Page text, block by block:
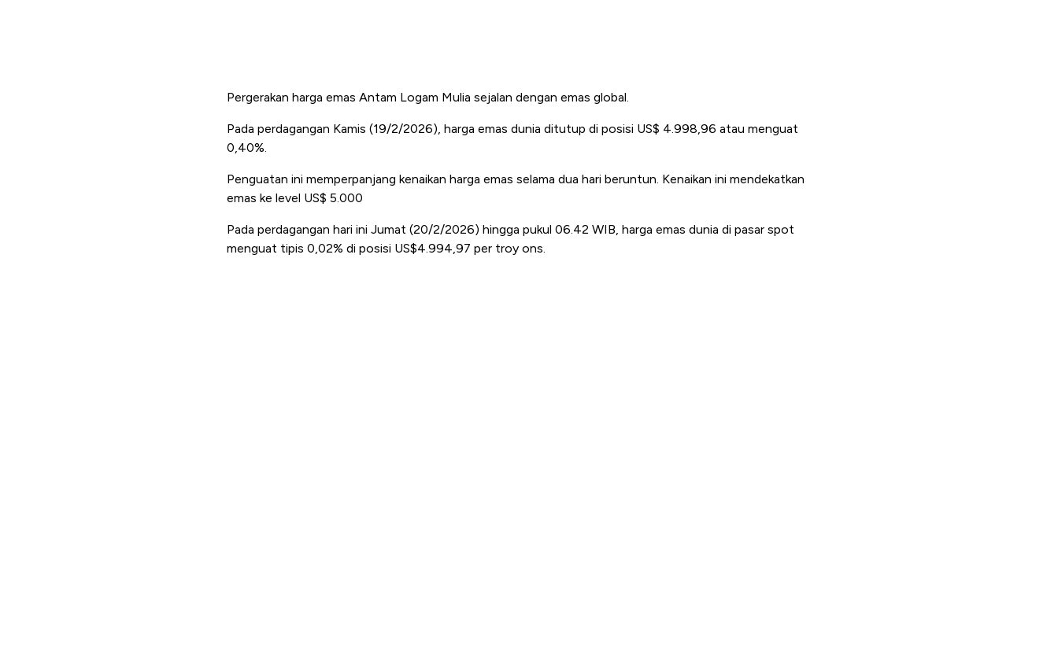
Pergerakan harga emas Antam Logam Mulia sejalan dengan emas global.
Pada perdagangan Kamis (19/2/2026), harga emas dunia ditutup di posisi US$ 4.998,96 atau menguat
0,40%.
Penguatan ini memperpanjang kenaikan harga emas selama dua hari beruntun. Kenaikan ini mendekatkan
emas ke level US$ 5.000
Pada perdagangan hari ini Jumat (20/2/2026) hingga pukul 06.42 WIB, harga emas dunia di pasar spot
menguat tipis 0,02% di posisi US$4.994,97 per troy ons.